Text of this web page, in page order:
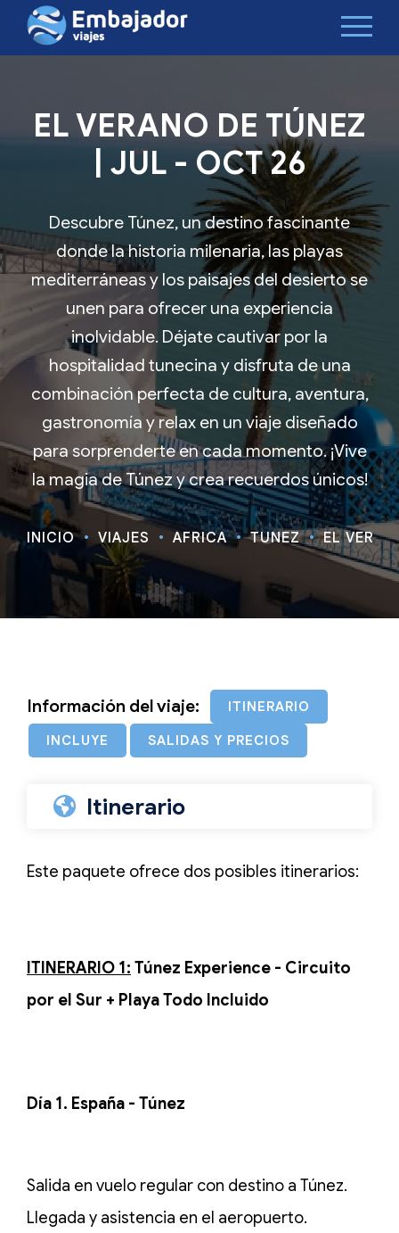
EL VERANO DE TÚNEZ
| JUL - OCT 26
Descubre Túnez, un destino fascinante
donde la historia milenaria, las playas
mediterráneas y los paisajes del desierto se
unen para ofrecer una experiencia
inolvidable. Déjate cautivar por la
hospitalidad tunecina y disfruta de una
combinación perfecta de cultura, aventura,
gastronomía y relax en un viaje diseñado
para sorprenderte en cada momento. ¡Vive
la magia de Túnez y crea recuerdos únicos!
INICIO VIAJES ÁFRICA TUNEZ EL
Información del viaje: ITINERARIO
INCLUYE SALIDAS Y PRECIOS
Itinerario
Este paquete ofrece dos posibles itinerarios:
ITINERARIO 1: Túnez Experience - Circuito
por el Sur + Playa Todo Incluido
Día 1. España - Túnez
Salida en vuelo regular con destino a Túnez.
Llegada y asistencia en el aeropuerto.